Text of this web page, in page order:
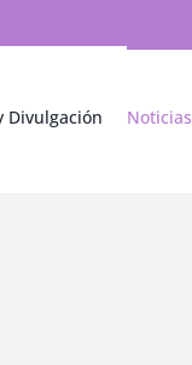
Divulgación Noticias